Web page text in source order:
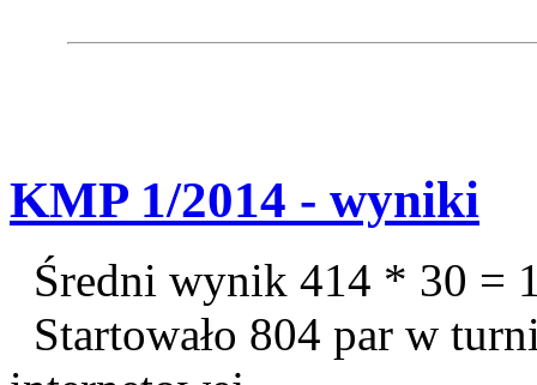
KMP 1/2014 - wyniki
Średni wynik 414 * 30 =
Startowało 804 par w